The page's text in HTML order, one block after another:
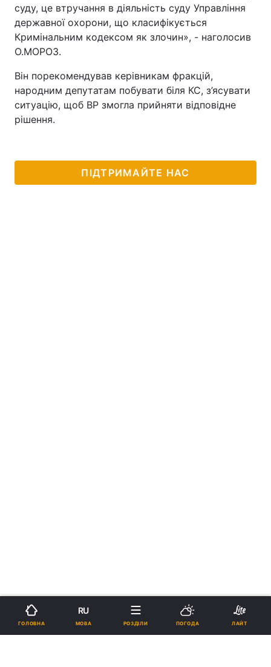
суду, це втручання в діяльність суду Управління
державної охорони, що класифікується
Кримінальним кодексом як злочин», - наголосив
О.МОРОЗ.
Він порекомендував керівникам фракцій,
народним депутатам побувати біля КС, з’ясувати
ситуацію, щоб ВР змогла прийняти відповідне
рішення.
ПІДТРИМАЙТЕ НАС
ГОЛОВНА
RU
МОВА РОЗДІЛИ ПОГОДА ЛАЙТ